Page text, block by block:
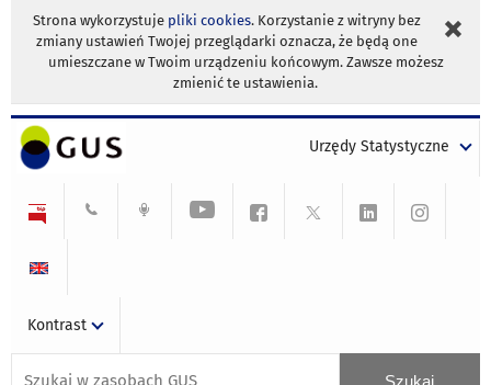
Strona wykorzystuje pliki cookies. Korzystanie z witryny bez
zmiany ustawień Twojej przeglądarki oznacza, że będą one
umieszczane w Twoim urządzeniu końcowym. Zawsze możesz
zmienić te ustawienia.
Urzędy Statystyczne
Kontrast